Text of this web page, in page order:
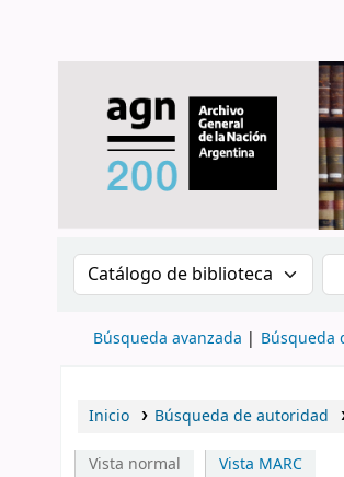
Buscar en el catálogo por:
Búsqueda avanzada Búsqueda
Inicio Búsqueda de autoridad
Vista normal
Vista MARC